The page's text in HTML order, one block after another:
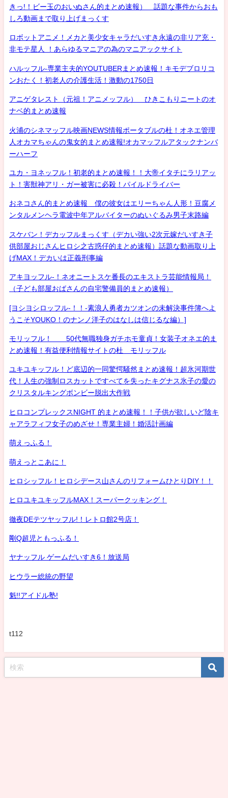
きっ!！ビー玉のおいぬさん的まとめ速報） 話題な事件からおも
しろ動画まで取り上げまっくす
ロボットアニメ！メカと美少女キャラだいすき永遠の非リア充・
非モテ星人 ！あらゆるマニアの為のマニアックサイト
ハルッフル-専業主夫的YOUTUBERまとめ速報！キモデブロリコ
ンおたく！初老人の介護生活！激動の1750日
アニゲタレスト（元祖！アニメッフル） ひきこもりニートのオ
ナベ的まとめ速報
火浦のシネマッフル映画NEWS情報ポータブルの杜！オネエ管理
人オカマちゃんの鬼女的まとめ速報!オカマッフルアタックナンバ
ーハーフ
ユカ・ヨネッフル！初老的まとめ速報！！大帝イタチにラリアッ
ト！害獣神アリ・ガー被害に必殺！パイルドライバー
おネコさん的まとめ速報 僕の彼女はエリーちゃん人形！豆腐メ
ンタルメンヘラ電波中年アルバイターのぬいぐるみ男子末路編
スケバン！デカッフルまっくす（デカい強い2次元嫁だいすき子
供部屋おじさんヒロシ之古惑仔的まとめ速報）話題な動画取り上
げMAX！デカいは正義刑事編
アキヨッフル-！ネオニートスケ番長のエキストラ芸能情報局！
（子ども部屋おばさんの自宅警備員的まとめ速報）
[ヨシヨシロッフル-！！-素浪人勇者カツオンの未解決事件簿へよ
うこそYOUKO！のナンノ洋子のはなしは信じるな編）]
モリッフル！ 50代無職独身ガチホモ童貞！女装子オネエ的ま
とめ速報！有益便利情報サイトの杜 モリッフル
ユキユキッフル！ど底辺的一同驚愕騒然まとめ速報！超氷河期世
代！人生の強制ロスカットですべてを失ったキグナス氷子の愛の
クリスタルキングボンビー脱出大作戦
ヒロコンプレックスNIGHT 的まとめ速報！！子供が欲しいど陰キ
ャアラフィフ女子のめざせ！専業主婦！婚活計画編
萌えっふる！
萌えっとこあに！
ヒロシッフル！ヒロシデース山さんのリフォームひとりDIY！！
ヒロユキユキッフルMAX！スーパークッキング！
徹夜DEテツヤッフル!！レトロ館2号店！
剛Q超児ともっふる！
ヤナッフル ゲームだいすき6！放送局
ヒウラー総統の野望
魁!!アイドル塾!
t112